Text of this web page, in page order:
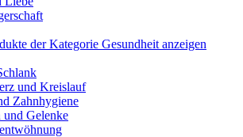
der Kategorie Gesundheit anzeigen
und Kreislauf
Zahnhygiene
und Gelenke